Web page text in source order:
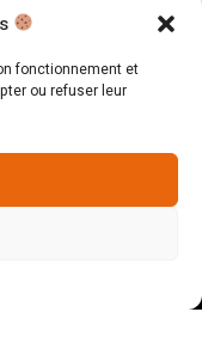
fonctionnement et
ou refuser leur